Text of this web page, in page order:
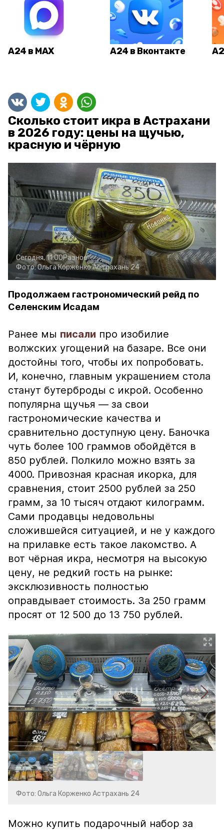
А24 в MAX А24 в Вконтакте
Сколько стоит икра в Астрахани
в 2026 году: цены на щучью,
красную и чёрную
Сегодня, 11:00Разное
Фото:Ольга КорженкоАстрахань 24
Продолжаем гастрономический рейд по
Селенским Исадам
Ранее мы писали про изобилие
волжских угощений на базаре. Все они
достойны того, чтобы их попробовать.
И, конечно, главным украшением стола
станут бутерброды с икрой. Особенно
популярна щучья — за свои
гастрономические качества и
сравнительно доступную цену. Баночка
чуть более 100 граммов обойдётся в
850 рублей. Полкило можно взять за
4000. Привозная красная икорка, для
сравнения, стоит 2500 рублей за 250
грамм, за 10 тысяч отдают килограмм.
Сами продавцы недовольны
сложившейся ситуацией, и не у каждого
на прилавке есть такое лакомство. А
вот чёрная икра, несмотря на высокую
цену, не редкий гость на рынке:
эксклюзивность полностью
оправдывает стоимость. За 250 грамм
просят от 12 500 до 13 750 рублей.
Фото: Ольга Корженко Астрахань 24
Можно купить подарочный набор за